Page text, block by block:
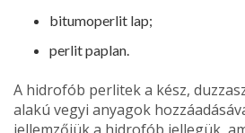
bitumoperlit lap;
perlit paplan.
A hidrofób perlitek a kész,
alakú vegyi anyagok
jellemző­jük a hidrofób jellegük,